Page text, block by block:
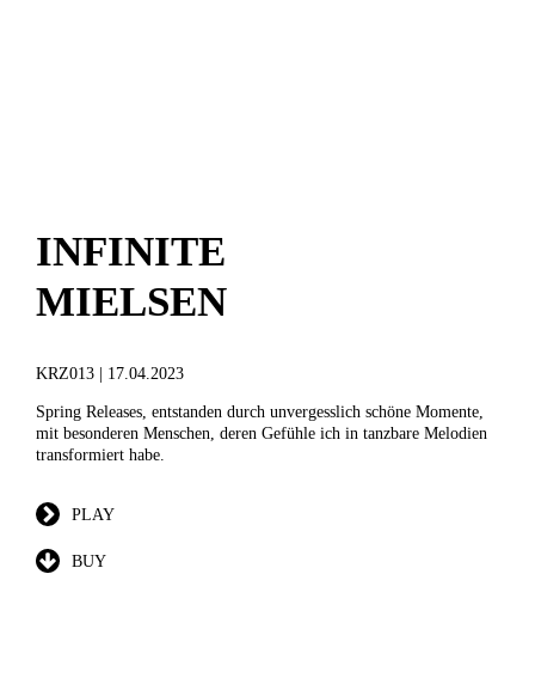
INFINITE
MIELSEN
KRZ013 | 17.04.2023
Spring Releases, entstanden durch unvergesslich schöne Momente,
mit besonderen Menschen, deren Gefühle ich in tanzbare Melodien
transformiert habe.
PLAY
BUY